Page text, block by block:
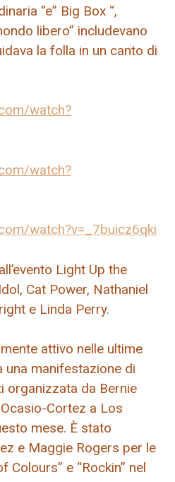
“e” Big Box “,
libero” includevano
la folla in un canto di
watch?
watch?
watch?v=_7buicz6qki
Light Up the
Cat Power, Nathaniel
e Linda Perry.
attivo nelle ultime
una manifestazione di
organizzata da Bernie
Cortez a Los
mese. È stato
e Maggie Rogers per le
Colours” e “Rockin” nel